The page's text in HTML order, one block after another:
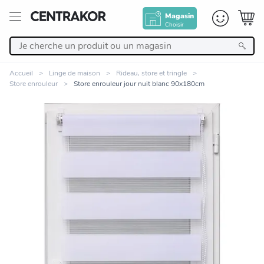
Magasin
Choisir
Décoration
Meuble
Cuisine et art de la table
Accueil Linge de maison
Rideau, store et tringle
Store enrouleur
Store enrouleur jour nuit blanc 90x180cm
Zoomer sur l'image